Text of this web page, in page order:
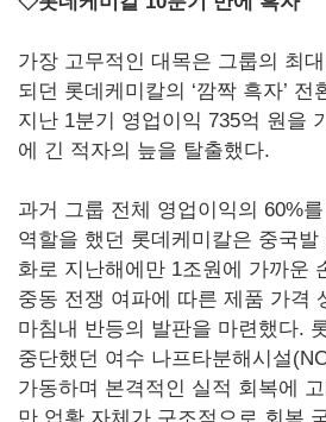
가장 고무적인 대목은 그룹의 최
되던 롯데케미칼의 ‘깜짝 흑자’
지난 1분기 영업이익 735억 원을
에 긴 적자의 늪을 탈출했다.
과거 그룹 전체 영업이익의 60%
역할을 했던 롯데케미칼은 중국
화로 지난해에만 1조원에 가까운
중동 전쟁 여파에 따른 제품 가격
마침내 반등의 발판을 마련했다.
중단했던 여수 나프타분해시설
가동하며 본격적인 실적 회복에